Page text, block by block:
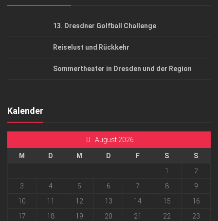
13. Dresdner Golfball Challenge
Reiselust und Rückkehr
Sommertheater in Dresden und der Region
Kalender
August 2026
M D M D F S
S
1
2
3
4 5 6 7 8
9
10
11 12 13 14 15
16
17
18 19 20 21 22
23